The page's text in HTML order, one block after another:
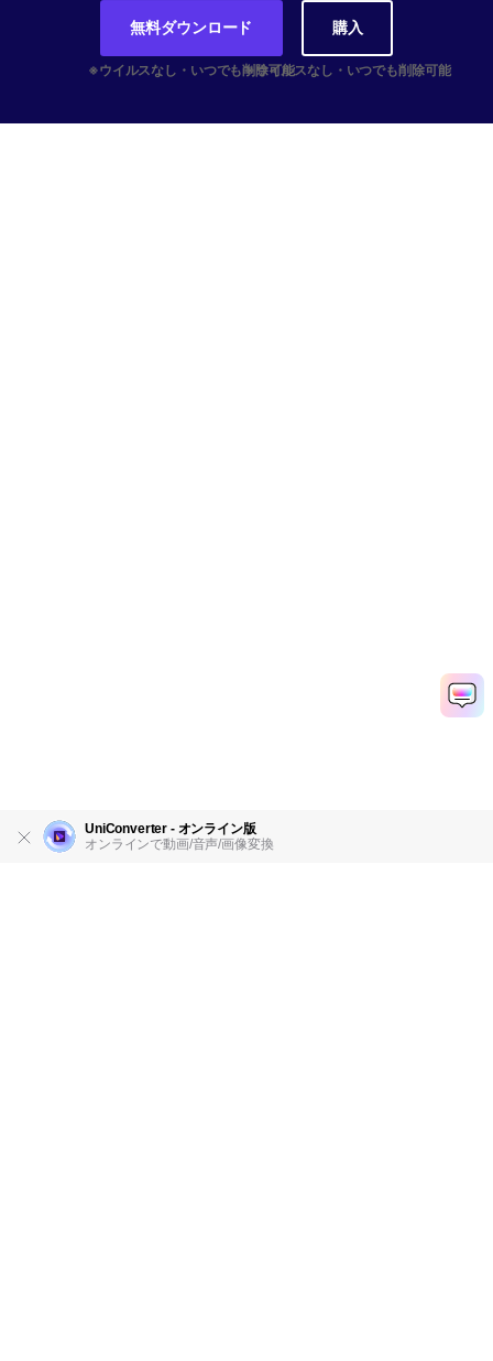
無料ダウンロード 購入
UniConverter - オンライン版
オンラインで動画/音声/画像変換